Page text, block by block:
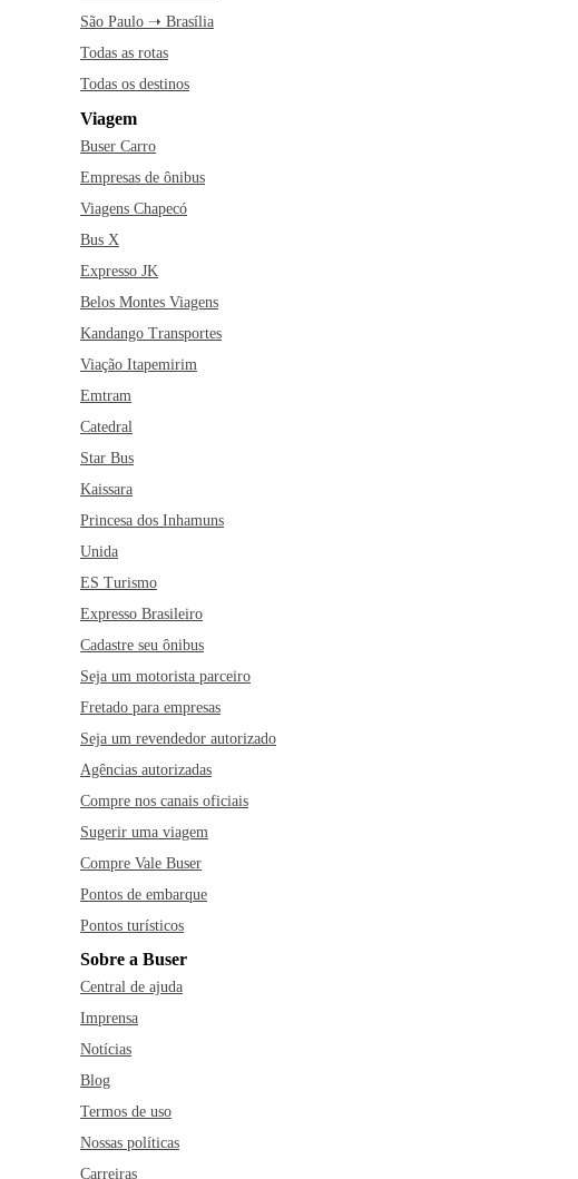
São Paulo ➝ Brasília
Todas as rotas
Todas os destinos
Viagem
Buser Carro
Empresas de ônibus
Viagens Chapecó
Bus X
Expresso JK
Belos Montes Viagens
Kandango Transportes
Viação Itapemirim
Emtram
Catedral
Star Bus
Kaissara
Princesa dos Inhamuns
Unida
ES Turismo
Expresso Brasileiro
Cadastre seu ônibus
Seja um motorista parceiro
Fretado para empresas
Seja um revendedor autorizado
Agências autorizadas
Compre nos canais oficiais
Sugerir uma viagem
Compre Vale Buser
Pontos de embarque
Pontos turísticos
Sobre a Buser
Central de ajuda
Imprensa
Notícias
Blog
Termos de uso
Nossas políticas
Carreiras